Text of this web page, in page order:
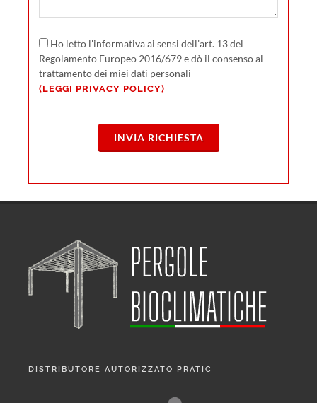
Ho letto l'informativa ai sensi dell’art. 13 del
Regolamento Europeo 2016/679 e dò il consenso al
trattamento dei miei dati personali
(LEGGI PRIVACY POLICY)
INVIA RICHIESTA
DISTRIBUTORE AUTORIZZATO PRATIC